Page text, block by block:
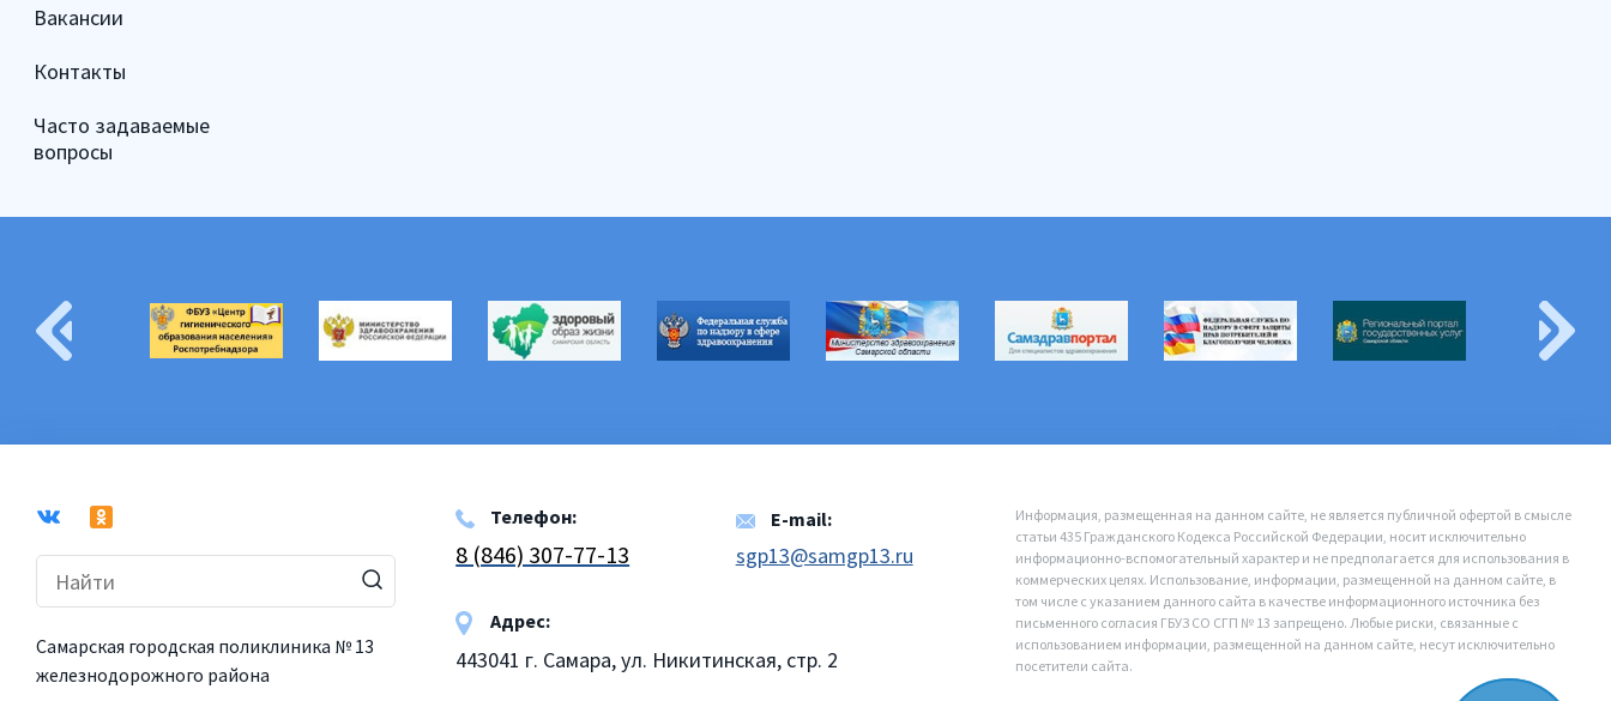
Вакансии
Контакты
Часто задаваемые
вопросы
Самарская городская поликлиника № 13
железнодорожного района
Телефон:
8 (846) 307-77-13
E-mail:
sgp13@samgp13.ru
Адрес:
443041 г. Самара, ул. Никитинская, стр. 2
Информация, размещенная на данном сайте, не является публичной офертой в смысле
статьи 435 Гражданского Кодекса Российской Федерации, носит исключительно
информационно-вспомогательный характер и не предполагается для использования в
коммерческих целях. Использование, информации, размещенной на данном сайте, в
том числе с указанием данного сайта в качестве информационного источника без
письменного согласия ГБУЗ СО СГП № 13 запрещено. Любые риски, связанные с
использованием информации, размещенной на данном сайте, несут исключительно
посетители сайта.